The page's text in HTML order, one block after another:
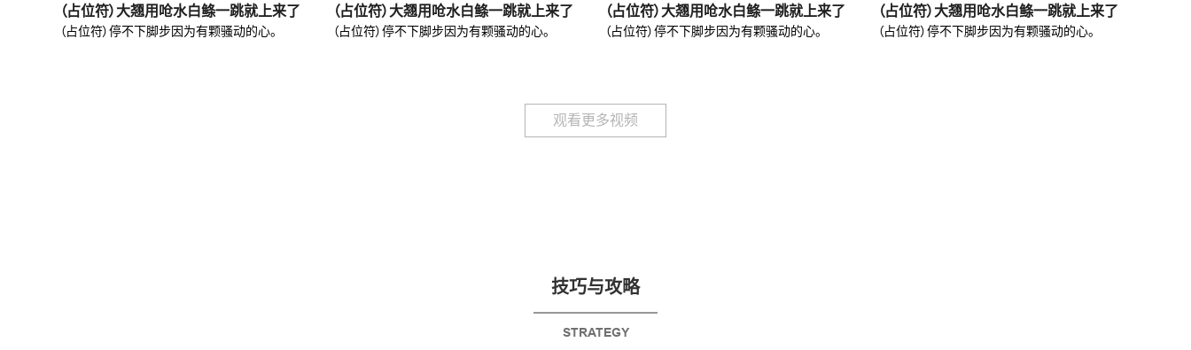
（占位符）大翘用呛水白鲦一跳就上来了
（占位符）停不下脚步因为有颗骚动的心。
（占位符）大翘用呛水白鲦一跳就上来了
（占位符）停不下脚步因为有颗骚动的心。
（占位符）大翘用呛水白鲦一跳就上来了
（占位符）停不下脚步因为有颗骚动的心。
（占位符）大翘用呛水白鲦一跳就上来了
（占位符）停不下脚步因为有颗骚动的心。
观看更多视频
技巧与攻略
STRATEGY